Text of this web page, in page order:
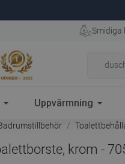
Smidiga
Uppvärmning
krom -